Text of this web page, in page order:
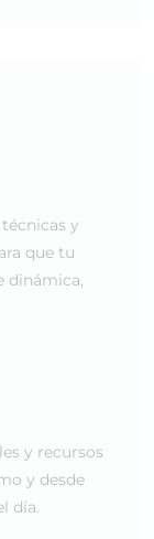
y
que tu
dinámica,
y recursos
y desde
día.